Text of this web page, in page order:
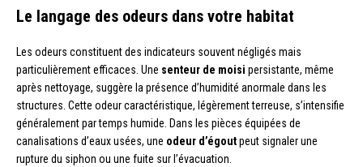
Le langage des odeurs dans votre habitat
Les odeurs constituent des indicateurs souvent négligés mais
particulièrement efficaces. Une senteur de moisi persistante, même
après nettoyage, suggère la présence d’humidité anormale dans les
structures. Cette odeur caractéristique, légèrement terreuse, s’intensifie
généralement par temps humide. Dans les pièces équipées de
canalisations d’eaux usées, une odeur d’égoutpeut signaler une
rupture du siphon ou une fuite sur l’évacuation.